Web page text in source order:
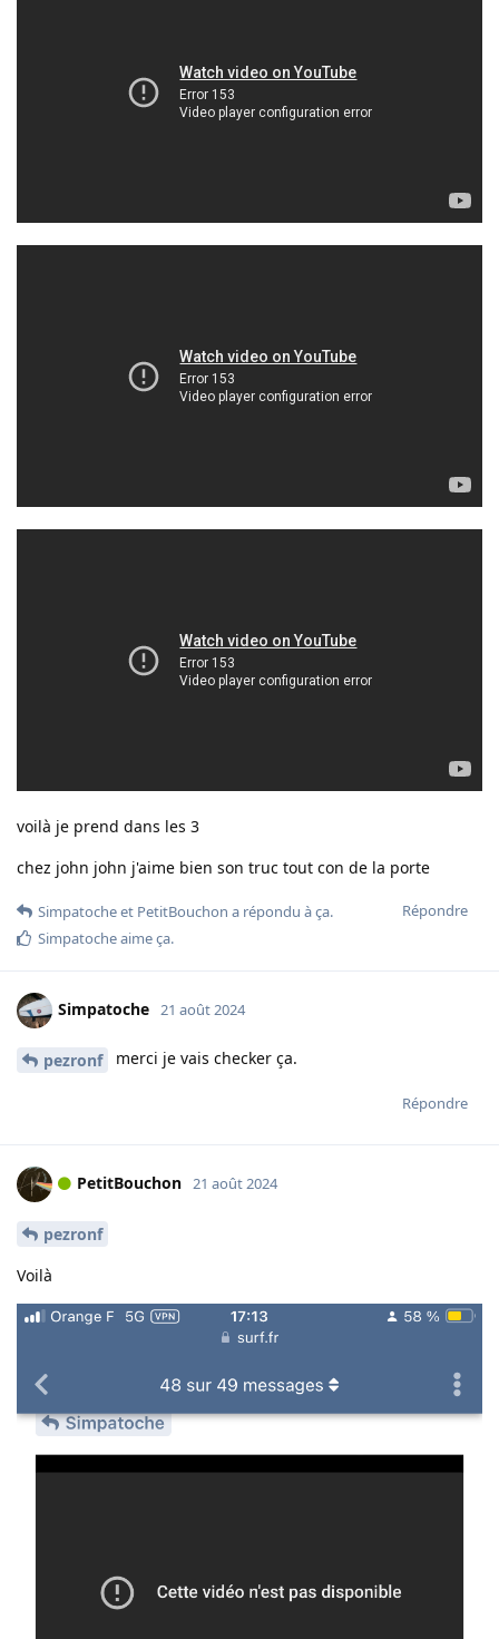
voilà je prend dans les 3
chez john john j'aime bien son truc tout con de la porte
Répondre
Simpatocheet PetitBouchon a répondu à ça.
Simpatocheaime ça.
Simpatoche 21 août 2024
pezronf merci je vais checker ça.
Répondre
PetitBouchon 21 août 2024
pezronf
Voilà